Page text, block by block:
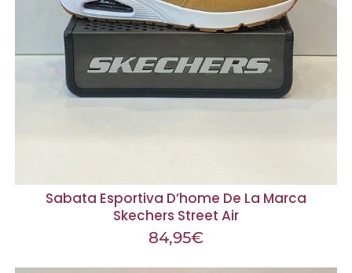
Sabata Esportiva D’home De La Marca
Skechers Street Air
84,95€